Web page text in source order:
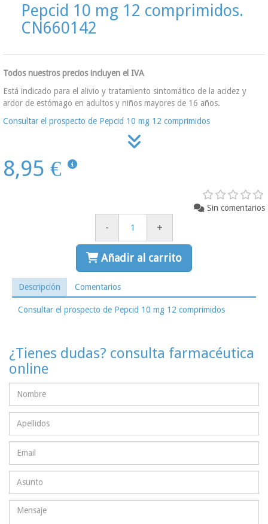
Pepcid 10 mg 12 comprimidos.
CN660142
Todos nuestros precios incluyen el IVA
Está indicado para el alivio y tratamiento sintomático de la acidez y
ardor de estómago en adultos y niños mayores de 16 años.
Consultar el prospecto de Pepcid 10 mg 12 comprimidos
8,95 €
Sin comentarios
- +
Añadir al carrito
Descripción Comentarios
Consultar el prospecto de Pepcid 10 mg 12 comprimidos
¿Tienes dudas? consulta farmacéutica
online